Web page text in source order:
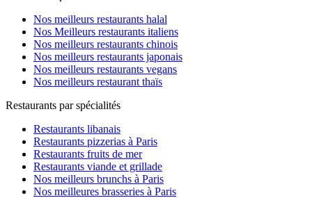
Nos meilleurs restaurants halal
Nos Meilleurs restaurants italiens
Nos meilleurs restaurants chinois
Nos meilleurs restaurants japonais
Nos meilleurs restaurants vegans
Nos meilleurs restaurant thaïs
Restaurants par spécialités
Restaurants libanais
Restaurants pizzerias à Paris
Restaurants fruits de mer
Restaurants viande et grillade
Nos meilleurs brunchs à Paris
Nos meilleures brasseries à Paris